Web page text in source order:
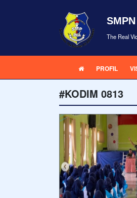
The Real
PROFIL
#KODIM 0813